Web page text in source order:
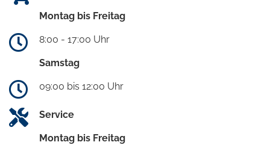
Montag bis Freitag
8:00 - 17:00 Uhr
Samstag
09:00 bis 12:00 Uhr
Service
Montag bis Freitag